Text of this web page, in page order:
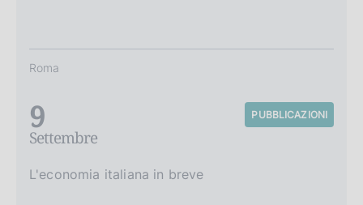
Roma
9
Settembre
PUBBLICAZIONI
L'economia italiana in breve